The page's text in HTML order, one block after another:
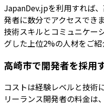
JapanDev.jpを利用すれば
発者に数分でアクセスでき
技術スキルとコミュニケー
グした上位2%の人材をご紹
高崎市で開発者を採用
コストは経験レベルと技術
リーランス開発者の料金は